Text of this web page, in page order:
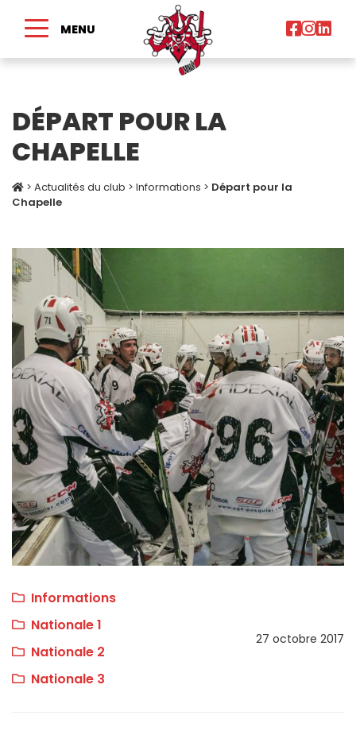
MENU
DÉPART POUR LA
CHAPELLE
> Actualités du club > Informations > Départ pour la
Chapelle
Informations
Nationale 1
Nationale 2
Nationale 3
27 octobre 2017